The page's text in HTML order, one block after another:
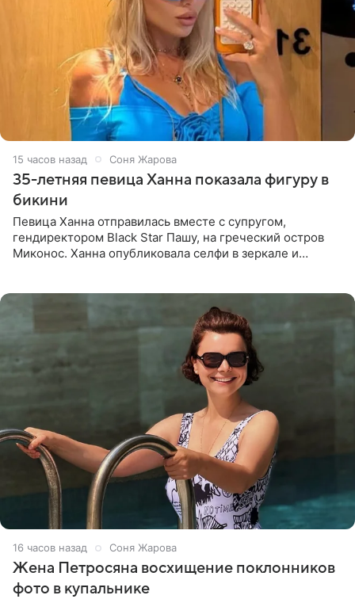
15 часов назад Соня Жарова
35-летняя певица Ханна показала фигуру в
бикини
Певица Ханна отправилась вместе с супругом,
гендиректором Black Star Пашу, на греческий остров
Миконос. Ханна опубликовала селфи в зеркале и
16 часов назад Соня Жарова
Жена Петросяна восхищение поклонников
фото в купальнике